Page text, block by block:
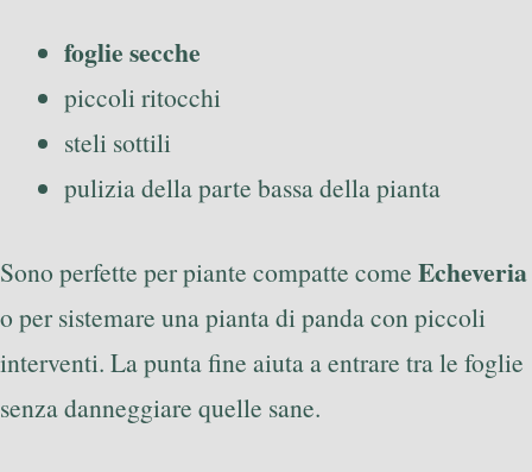
foglie secche
piccoli ritocchi
steli sottili
pulizia della parte bassa della pianta
Sono perfette per piante compatte come Echeveria
o per sistemare una pianta di panda con piccoli
interventi. La punta fine aiuta a entrare tra le foglie
senza danneggiare quelle sane.